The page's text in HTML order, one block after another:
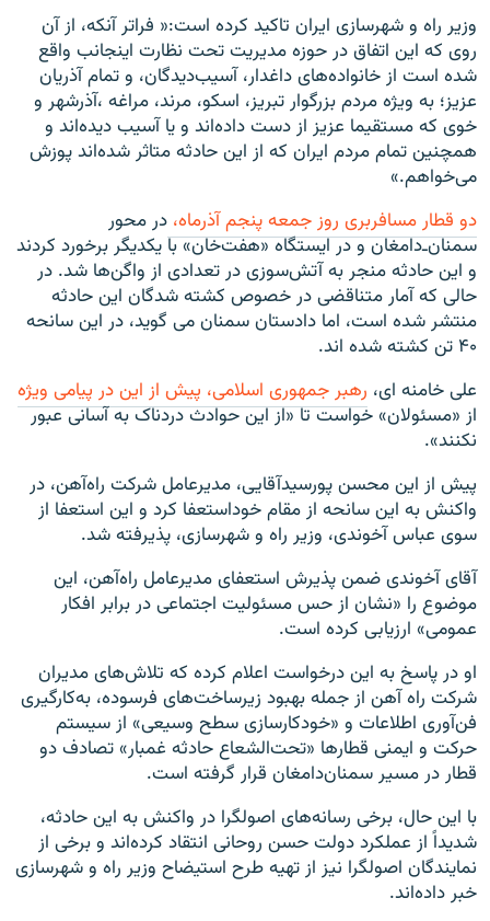
وزیر راه و شهرسازی ایران تاکید کرده است:« فراتر آنکه، از آن
روی که این اتفاق در حوزه مدیریت تحت نظارت اینجانب واقع
شده است از خانواده‌های داغدار، آسیب‌دیدگان، و تمام آذریان
عزیز؛ به ویژه مردم بزرگوار تبریز، اسکو، مرند، مراغه ،آذرشهر و
خوی که مستقیما عزیز از دست داده‌اند و یا آسیب دیده‌اند و
همچنین تمام مردم ایران که از این حادثه متاثر شده‌اند پوزش
می‌خواهم.»
دو قطار مسافربری روز جمعه پنجم آذرماه، در محور
سمنان‌ـ‌دامغان و در ایستگاه «هفت‌خان» با یکدیگر برخورد کردند
و این حادثه منجر به آتش‌سوزی در تعدادی از واگن‌ها شد. در
حالی که آمار متناقضی در خصوص کشته شدگان این حادثه
منتشر شده است، اما دادستان سمنان می گوید، در این سانحه
۴۰ تن کشته شده اند.
علی خامنه ای، رهبر جمهوری اسلامی، پیش از این در پیامی ویژه
از «مسئولان» خواست تا «از این حوادث دردناک به آسانی عبور
نکنند».
پیش از این محسن‌ پورسیدآقایی، مدیرعامل شرکت راه‌‌آهن، در
واکنش به این سانحه از مقام خوداستعفا کرد و این استعفا از
سوی عباس آخوندی، وزیر راه و شهرسازی، پذیرفته شد.
آقای آخوندی ضمن پذیرش استعفای مدیرعامل راه‌آهن، این
موضوع را «نشان از حس مسئولیت اجتماعی در برابر افکار
عمومی» ارزیابی کرده است.
او در پاسخ به این درخواست اعلام کرده که تلاش‌های مدیران
شرکت راه آهن از جمله بهبود زیرساخت‌های فرسوده، به‌کارگیری
فن‌آوری اطلاعات و «خودکارسازی سطح وسیعی» از سیستم
حرکت و ایمنی قطارها «تحت‌الشعاع حادثه غمبار» تصادف دو
قطار در مسیر سمنان‌دامغان قرار گرفته است.
با این حال، برخی رسانه‌های اصولگرا در واکنش به این حادثه،
شدیداً از عملکرد دولت حسن روحانی انتقاد کرده‌اند و برخی از
نمایندگان اصولگرا نیز از تهیه طرح استیضاح وزیر راه و شهرسازی
خبر داده‌اند.